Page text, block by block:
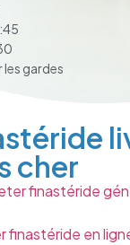
gardes
cher
finastéride
finastéride en